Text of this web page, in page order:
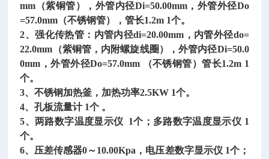
mm（紫铜管），外管内径Di=50.00mm，外管外径Do
=57.0mm（不锈钢管），管长1.2m 1个。
2、强化传热管：内管内径di=20.00mm，内管外径do=
22.0mm（紫铜管，内附螺旋线圈），外管内径Di=50.0
0mm，外管外径Do=57.0mm （不锈钢管）管长1.2m 1
个。
3、不锈钢加热釜，加热功率2.5KW 1个。
4、孔板流量计 1个 。
5、两路数字温度显示仪 1个；多路数字温度显示仪 1
个。
6、压差传感器0～10.00Kpa，电压差数字显示仪 1个；